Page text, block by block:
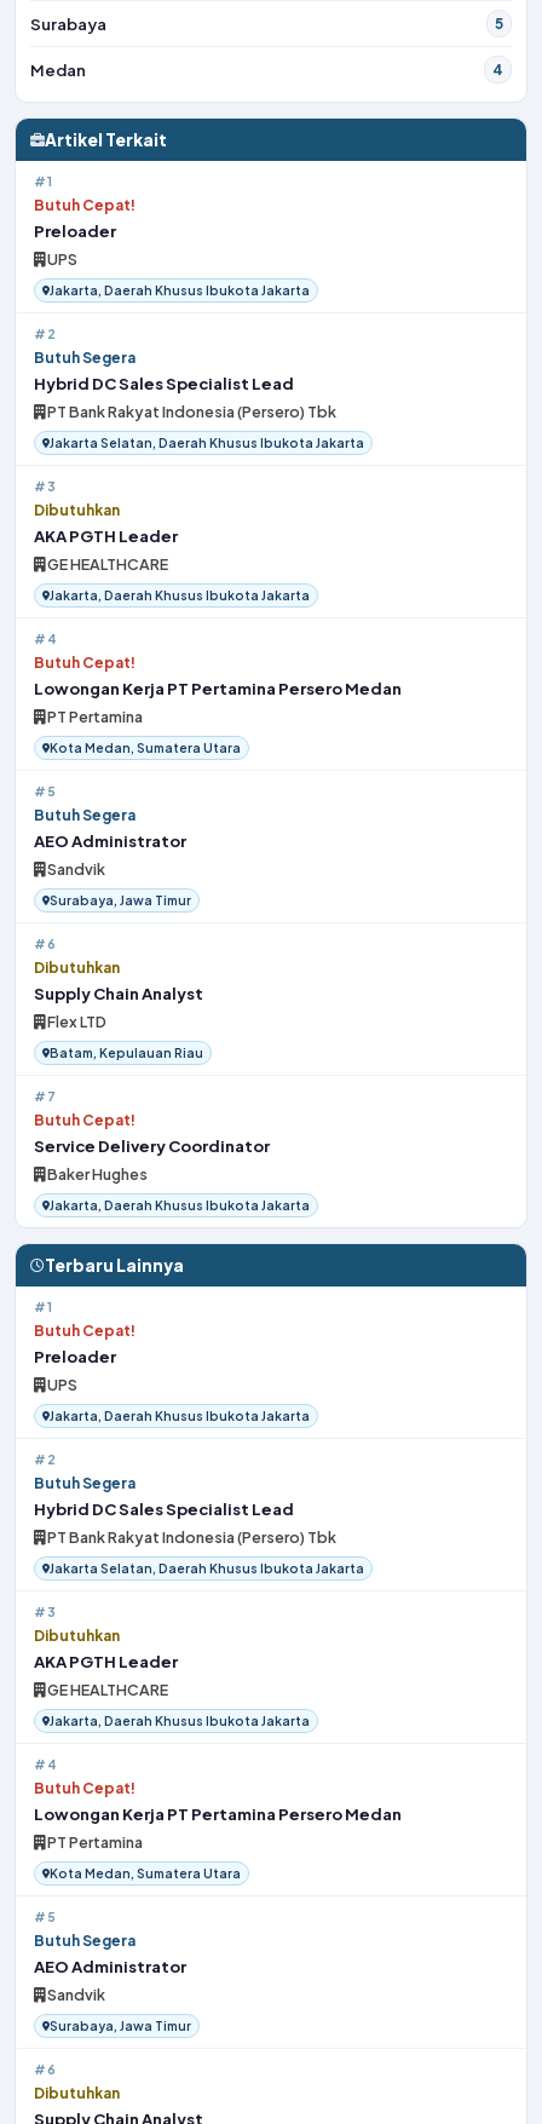
Surabaya 5
Medan 4
Artikel Terkait
#1
Butuh Cepat!
Preloader
UPS
Jakarta, Daerah Khusus Ibukota Jakarta
#2
Butuh Segera
Hybrid DC Sales Specialist Lead
PT Bank Rakyat Indonesia (Persero) Tbk
Jakarta Selatan, Daerah Khusus Ibukota Jakarta
#3
Dibutuhkan
AKA PGTH Leader
GE HEALTHCARE
Jakarta, Daerah Khusus Ibukota Jakarta
#4
Butuh Cepat!
Lowongan Kerja PT Pertamina Persero Medan
PT Pertamina
Kota Medan, Sumatera Utara
#5
Butuh Segera
AEO Administrator
Sandvik
Surabaya, Jawa Timur
#6
Dibutuhkan
Supply Chain Analyst
Flex LTD
Batam, Kepulauan Riau
#7
Butuh Cepat!
Service Delivery Coordinator
Baker Hughes
Jakarta, Daerah Khusus Ibukota Jakarta
Terbaru Lainnya
#1
Butuh Cepat!
Preloader
UPS
Jakarta, Daerah Khusus Ibukota Jakarta
#2
Butuh Segera
Hybrid DC Sales Specialist Lead
PT Bank Rakyat Indonesia (Persero) Tbk
Jakarta Selatan, Daerah Khusus Ibukota Jakarta
#3
Dibutuhkan
AKA PGTH Leader
GE HEALTHCARE
Jakarta, Daerah Khusus Ibukota Jakarta
#4
Butuh Cepat!
Lowongan Kerja PT Pertamina Persero Medan
PT Pertamina
Kota Medan, Sumatera Utara
#5
Butuh Segera
AEO Administrator
Sandvik
Surabaya, Jawa Timur
#6
Dibutuhkan
Supply Chain Analyst